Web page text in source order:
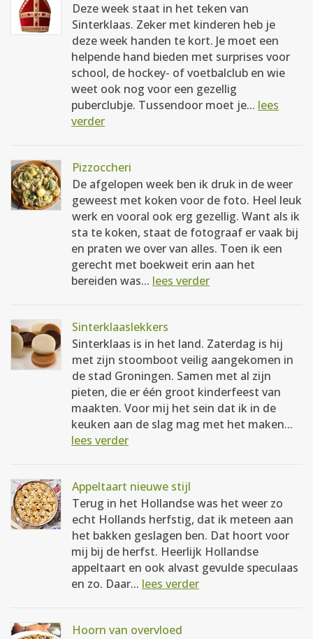
Deze week staat in het teken van
Sinterklaas. Zeker met kinderen heb je
deze week handen te kort. Je moet een
helpende hand bieden met surprises voor
school, de hockey- of voetbalclub en wie
weet ook nog voor een gezellig
puberclubje. Tussendoor moet je... lees
verder
Pizzoccheri
De afgelopen week ben ik druk in de weer
geweest met koken voor de foto. Heel leuk
werk en vooral ook erg gezellig. Want als ik
sta te koken, staat de fotograaf er vaak bij
en praten we over van alles. Toen ik een
gerecht met boekweit erin aan het
bereiden was... lees verder
Sinterklaaslekkers
Sinterklaas is in het land. Zaterdag is hij
met zijn stoomboot veilig aangekomen in
de stad Groningen. Samen met al zijn
pieten, die er één groot kinderfeest van
maakten. Voor mij het sein dat ik in de
keuken aan de slag mag met het maken...
lees verder
Appeltaart nieuwe stijl
Terug in het Hollandse was het weer zo
echt Hollands herfstig, dat ik meteen aan
het bakken geslagen ben. Dat hoort voor
mij bij de herfst. Heerlijk Hollandse
appeltaart en ook alvast gevulde speculaas
en zo. Daar... lees verder
Hoorn van overvloed